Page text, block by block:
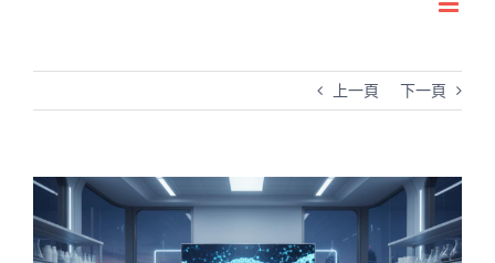
上一頁 下一頁
View
Larger
Image